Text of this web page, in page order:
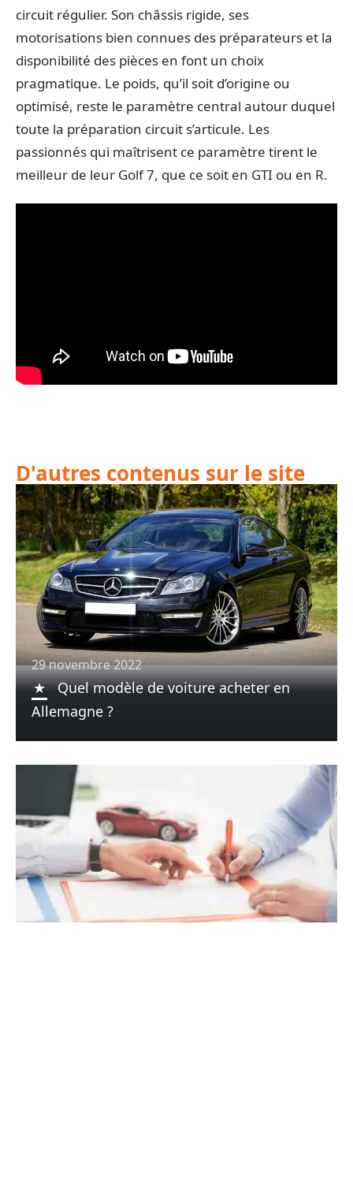
circuit régulier. Son châssis rigide, ses
motorisations bien connues des préparateurs et la
disponibilité des pièces en font un choix
pragmatique. Le poids, qu’il soit d’origine ou
optimisé, reste le paramètre central autour duquel
toute la préparation circuit s’articule. Les
passionnés qui maîtrisent ce paramètre tirent le
meilleur de leur Golf 7, que ce soit en GTI ou en R.
D'autres contenus sur le site
29 novembre 2022
Quel modèle de voiture acheter en
Allemagne ?